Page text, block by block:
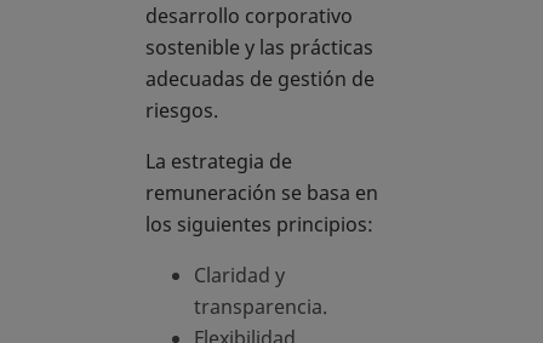
desarrollo corporativo
sostenible y las prácticas
adecuadas de gestión de
riesgos.
La estrategia de
remuneración se basa en
los siguientes principios:
Claridad y
transparencia.